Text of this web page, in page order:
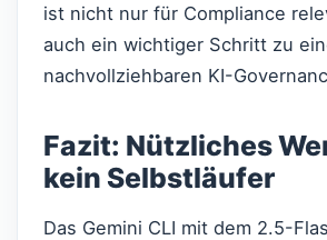
ist nicht nur für Compliance
auch ein wichtiger Schritt zu
nachvollziehbaren KI-
Fazit: Nützliches
kein Selbstläufer
Das Gemini CLI mit dem 2.5-